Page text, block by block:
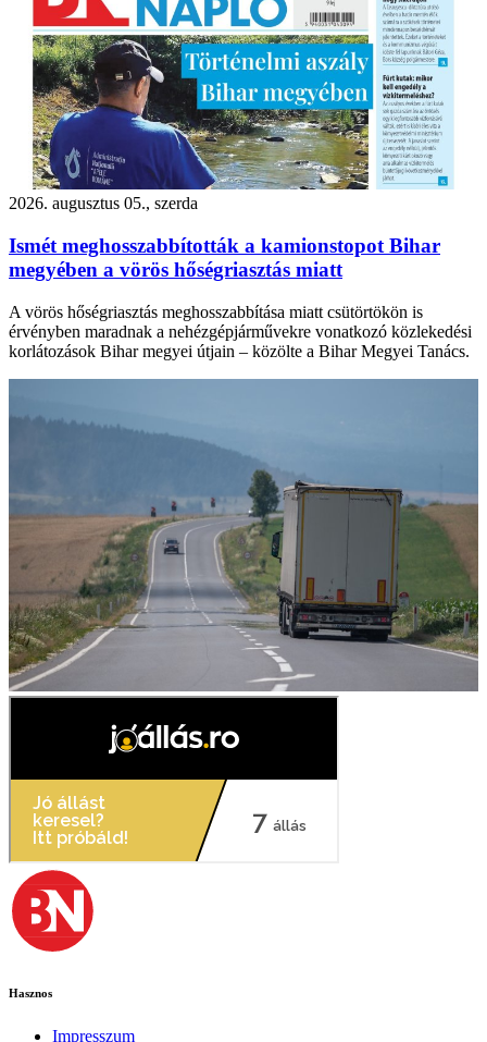
2026. augusztus 05., szerda
Ismét meghosszabbították a kamionstopot Bihar
megyében a vörös hőségriasztás miatt
A vörös hőségriasztás meghosszabbítása miatt csütörtökön is
érvényben maradnak a nehézgépjárművekre vonatkozó közlekedési
korlátozások Bihar megyei útjain – közölte a Bihar Megyei Tanács.
Hasznos
Impresszum